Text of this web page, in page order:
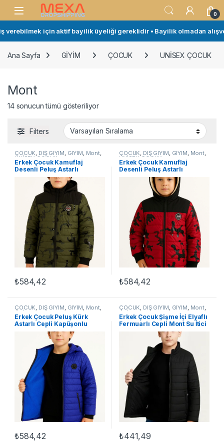
Skip to navigation
Skip to content
Open 0
için aktif bayilik üyeliği gereklidir • Bayilik olmadan
Ana Sayfa GİYİM ÇOCUK UNİSEX ÇOCUK
Mont
14 sonucun tümü gösteriliyor
Filters
ÇOCUK, DIŞ GİYİM, GİYİM, Mont,
UNİSEX ÇOCUK
Erkek Çocuk Kamuflaj
Desenli Peluş Astarlı
Kapüşonlu Cepli Mont – Haki
₺584,42
Bu ürünün birden fazla varyasyonu var. Seçenekler ürün
ÇOCUK, DIŞ GİYİM, GİYİM, Mont,
UNİSEX ÇOCUK
Erkek Çocuk Kamuflaj
Desenli Peluş Astarlı
Kapüşonlu Cepli Mont –
₺584,42
Bu ürünün birden fazla
ÇOCUK, DIŞ GİYİM, GİYİM, Mont,
UNİSEX ÇOCUK
Erkek Çocuk Peluş Kürk
Astarlı Cepli Kapüşonlu
Fermuarlı Şişme Mont – Saks
₺584,42
Bu ürünün birden fazla varyasyonu var. Seçenekler ürün
ÇOCUK, DIŞ GİYİM, GİYİM, Mont,
UNİSEX ÇOCUK
Erkek Çocuk Şişme İçi Elyaflı
Fermuarlı Cepli Mont Su İtici
Ceket – Siyah
₺441,49
Bu ürünün birden fazla